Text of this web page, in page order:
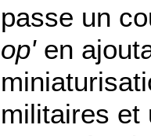
passe un
op'en
militaires et